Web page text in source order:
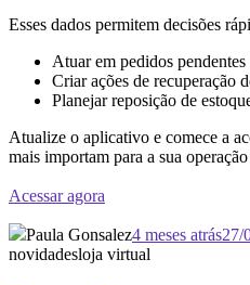
Esses dados permitem decisões
Atuar em pedidos
Criar ações de recuperação
Planejar reposição de
Atualize o aplicativo e comece a
mais importam para a sua
Acessar agora
Paula Gonsalez4 meses atrás27/
novidadesloja virtual